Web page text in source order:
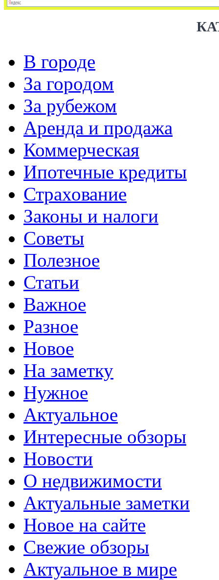
В городе
За городом
За рубежом
Аренда и продажа
Коммерческая
Ипотечные кредиты
Страхование
Законы и налоги
Советы
Полезное
Статьи
Важное
Разное
Новое
На заметку
Нужное
Актуальное
Интересные обзоры
Новости
О недвижимости
Актуальные заметки
Новое на сайте
Свежие обзоры
Актуальное в мире